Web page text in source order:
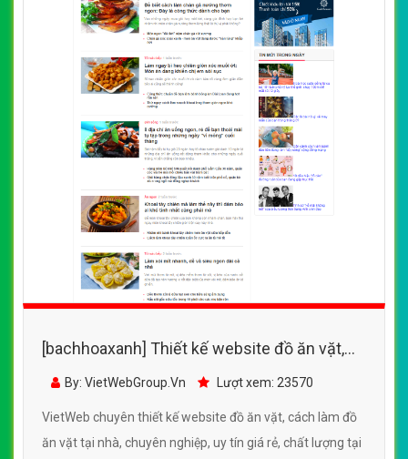
[bachhoaxanh] Thiết kế website đồ ăn vặt,
cách làm đồ ăn vặt tại nhà
By: VietWebGroup.Vn Lượt xem: 23570
VietWeb chuyên thiết kế website đồ ăn vặt, cách làm đồ
ăn vặt tại nhà, chuyên nghiệp, uy tín giá rẻ, chất lượng tại